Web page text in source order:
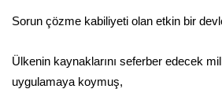
Sorun çözme kabiliyeti olan etkin bir
Ülkenin kaynaklarını seferber edecek
uygulamaya koymuş,